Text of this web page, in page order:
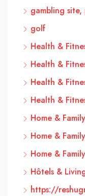
gambling site,
golf
Health &
Health &
Health &
Health &
Home &
Home &
Home &
Hôtels &
https://